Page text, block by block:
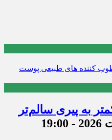
کننده های طبیعی پوست
به پیری سالم‌تر